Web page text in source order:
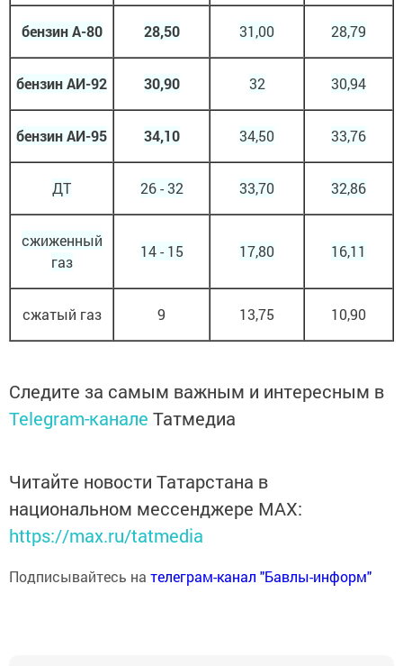
бензин А-80 28,50 31,00 28,79
бензин АИ-92 30,90 32 30,94
бензин АИ-95 34,10 34,50 33,76
ДТ 26 - 32 33,70 32,86
сжиженный
газ
14 - 15 17,80 16,11
сжатый газ 9 13,75 10,90
Следите за самым важным и интересным в
Telegram-канале Татмедиа
Читайте новости Татарстана в
национальном мессенджере MАХ:
https://max.ru/tatmedia
Подписывайтесь на телеграм-канал "Бавлы-информ"